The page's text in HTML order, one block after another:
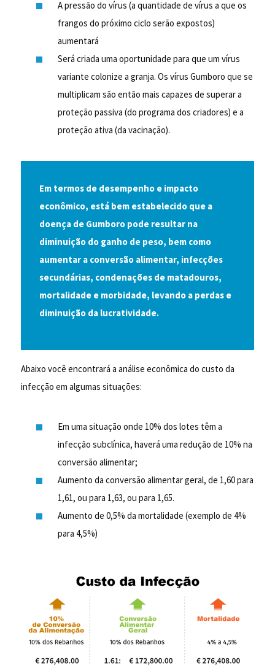
A pressão do vírus (a quantidade de vírus a que os
frangos do próximo ciclo serão expostos)
aumentará
Será criada uma oportunidade para que um vírus
variante colonize a granja. Os vírus Gumboro que se
multiplicam são então mais capazes de superar a
proteção passiva (do programa dos criadores) e a
proteção ativa (da vacinação).
Em termos de desempenho e impacto
econômico, está bem estabelecido que a
doença de Gumboro pode resultar na
diminuição do ganho de peso, bem como
aumentar a conversão alimentar, infecções
secundárias, condenações de matadouros,
mortalidade e morbidade, levando a perdas e
diminuição da lucratividade.
Abaixo você encontrará a análise econômica do custo da
infecção em algumas situações:
Em uma situação onde 10% dos lotes têm a
infecção subclínica, haverá uma redução de 10% na
conversão alimentar;
Aumento da conversão alimentar geral, de 1,60 para
1,61, ou para 1,63, ou para 1,65.
Aumento de 0,5% da mortalidade (exemplo de 4%
para 4,5%)